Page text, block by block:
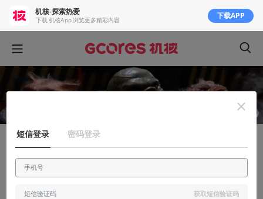
有感而发
这些要多丑有多丑的家伙，就是上个世纪美
国人乐此不疲的怪物形象
机核-探索热爱
下载 机核App 浏览更多精彩内容 下载APP
短信登录 密码登录
获取短信验证码